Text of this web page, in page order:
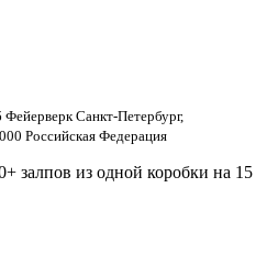
Санкт-Петербург,
Российская Федерация
залпов из одной коробки на 15